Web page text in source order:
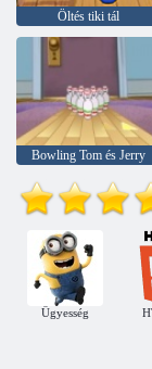
Öltés tiki tál
Bowling Tom és Jerry
Ügyesség